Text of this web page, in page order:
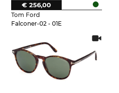
Tom Ford
Falconer-02 - 01E
€ 256,00